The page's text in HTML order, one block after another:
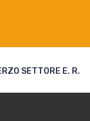
SETTORE E. R.